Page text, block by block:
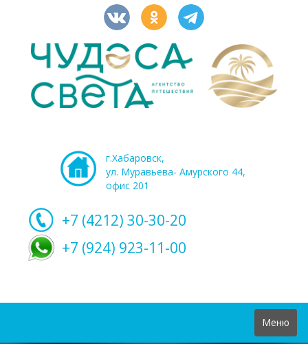
г.Хабаровск,
ул. Муравьева- Амурского 44,
офис 201
+7 (4212) 30-30-20
+7 (924) 923-11-00
Toggle
navigation
Меню